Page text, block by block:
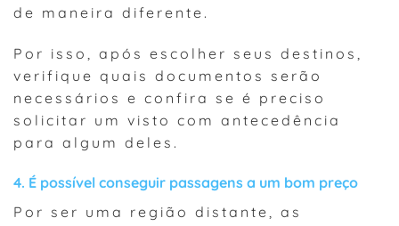
de maneira diferente.
Por isso, após escolher seus destinos,
verifique quais documentos serão
necessários e confira se é preciso
solicitar um visto com antecedência
para algum deles.
4. É possível conseguir passagens a um bom preço
Por ser uma região distante, as